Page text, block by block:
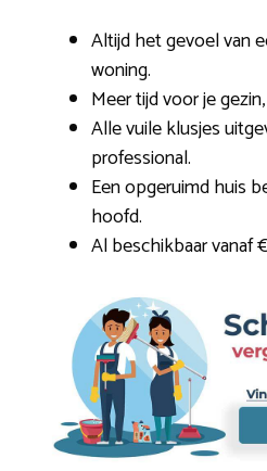
Altijd het gevoel van
woning.
Meer tijd voor je
Alle vuile klusjes
professional.
Een opgeruimd huis
hoofd.
Al beschikbaar vanaf